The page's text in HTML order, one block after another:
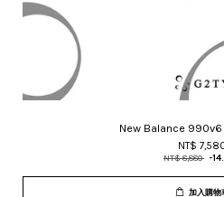
New Balance
NT$
NT$ 8,880 -
加入購物